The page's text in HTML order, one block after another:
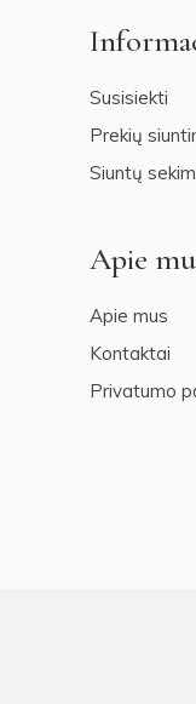
Susisiekti
Prekių
Siuntų
Apie
Apie mus
Kontaktai
Privatumo